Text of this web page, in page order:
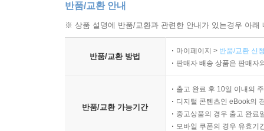
반품/교환 안내
※ 상품 설명에 반품/교환과 관련한 안내가 있는경우 아
반품/교환 방법
마이페이지 > 반품/교환 신
판매자 배송 상품은 판매자
반품/교환 가능기간
출고 완료 후 10일 이내의
디지털 콘텐츠인 eBook의
중고상품의 경우 출고 완료
모바일 쿠폰의 경우 유효기